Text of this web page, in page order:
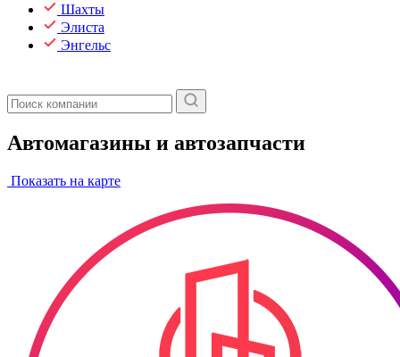
Шахты
Элиста
Энгельс
Автомагазины и автозапчасти
Показать на карте